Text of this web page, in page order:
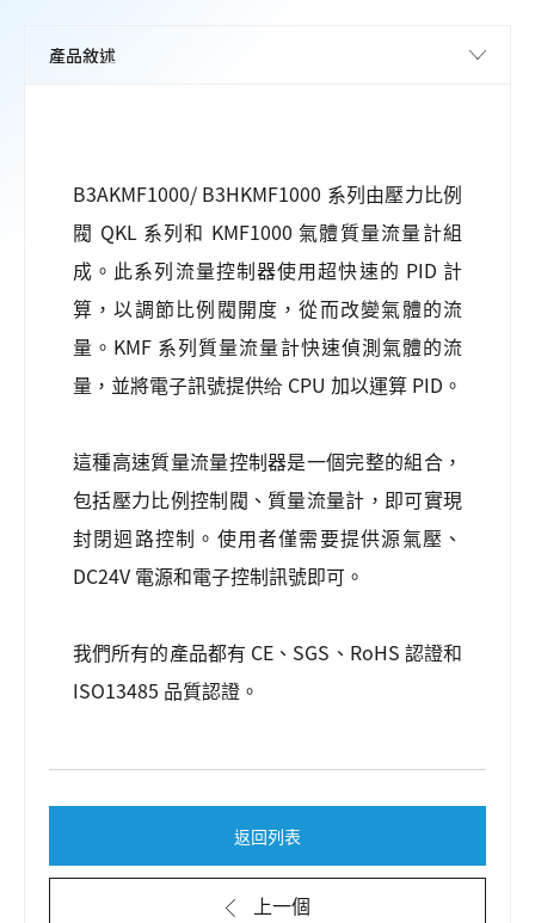
B3AKMF1000/ B3HKMF1000 系列由壓力比例
閥 QKL 系列和 KMF1000 氣體質量流量計組
成。此系列流量控制器使用超快速的 PID 計
算，以調節比例閥開度，從而改變氣體的流
量。KMF 系列質量流量計快速偵測氣體的流
量，並將電子訊號提供给 CPU 加以運算 PID。
這種高速質量流量控制器是一個完整的組合，
包括壓力比例控制閥、質量流量計，即可實現
封閉迴路控制。使用者僅需要提供源氣壓、
DC24V 電源和電子控制訊號即可。
我們所有的產品都有 CE、SGS、RoHS 認證和
ISO13485 品質認證。
上一個
返回列表